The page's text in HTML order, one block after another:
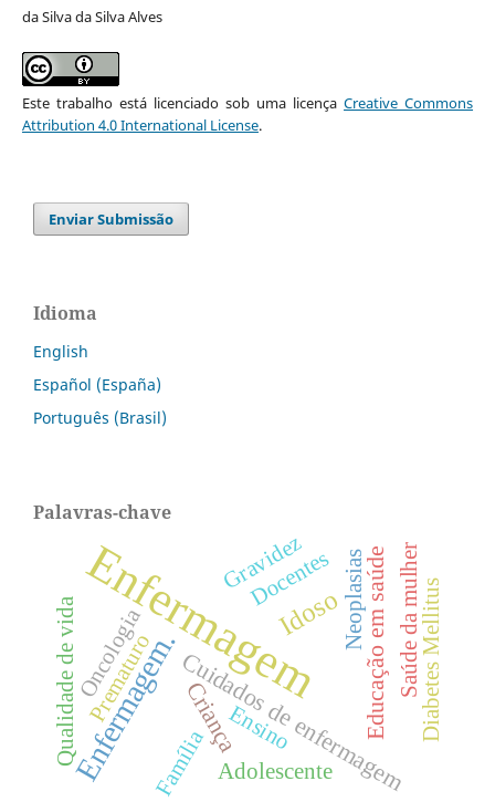
da Silva da Silva Alves
Este trabalho está licenciado sob uma licençaCreative Commons
Attribution 4.0 International License.
Enviar Submissão
Idioma
English
Español (España)
Português (Brasil)
Palavras-chave
Enfermagem
Enfermagem.
Idoso
Cuidados de enfermagem
Criança Educação em saúdeSaúde da mulher
Adolescente
Família Ensino
Neoplasias
Qualidade de vida Diabetes Mellitus
Oncologia
Docentes
Prematuro
Gravidez